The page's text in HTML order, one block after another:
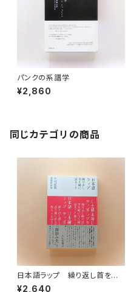
パンクの系譜学
¥2,860
同じカテゴリの商品
日本語ラップ 繰り返し首を縦
に振ること
¥2,640